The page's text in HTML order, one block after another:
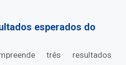
esperados do
três resultados